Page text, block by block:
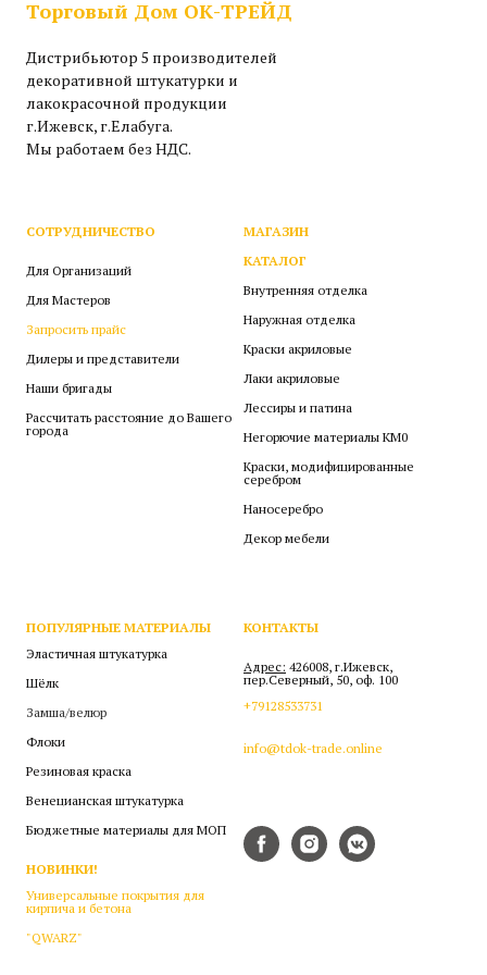
Торговый Дом ОК-ТРЕЙД
Дистрибьютор 5 производителей
декоративной штукатурки и
лакокрасочной продукции
г.Ижевск, г.Елабуга.
Мы работаем без НДС.
СОТРУДНИЧЕСТВО
Для Организаций
Для Мастеров
Запросить прайс
Дилеры и представители
Наши бригады
Рассчитать расстояние до Вашего
города
МАГАЗИН
КАТАЛОГ
Внутренняя отделка
Наружная отделка
Краски акриловые
Лаки акриловые
Лессиры и патина
Негорючие материалы КМ0
Краски, модифицированные
серебром
Наносеребро
Декор мебели
ПОПУЛЯРНЫЕ МАТЕРИАЛЫ
Эластичная штукатурка
Шёлк
Замша/велюр
Флоки
Резиновая краска
Венецианская штукатурка
Бюджетные материалы для МОП
НОВИНКИ!
Универсальные покрытия для
кирпича и бетона
"QWARZ"
КОНТАКТЫ
Адрес: 426008, г.Ижевск,
пер.Северный, 50, оф. 100
+79128533731
info@tdok-trade.online